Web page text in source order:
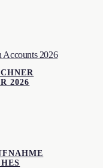
Accounts 2026
2026